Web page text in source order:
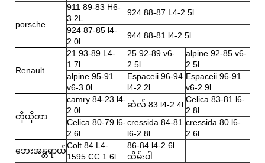
porsche
911 89-83 H6-
3.2L
924 88-87 L4-2.5l
924 87-85 l4-
2.0l
944 88-81 l4-2.5l
Renault
21 93-89 L4-
1.7l
25 92-89 v6-
2.5l
alpine 92-85 v6-
2.5l
alpine 95-91
v6-3.0l
Espaceii 96-94
l4-2.2l
Espaceii 96-91
v6-2.9l
တိုယိုတာ
camry 84-23 l4-
2.0l
ဆဲလ် 83 l4-2.4l
Celica 83-81 l6-
2.8l
Celica 80-79 l6-
2.6l
cressida 84-81
l6-2.8l
cressida 80 l6-
2.6l
ဘေးအန္တရာယ်
Colt 84 L4-
1595 CC 1.6l
86-84 l4-2.6l
သိမ်းပါ